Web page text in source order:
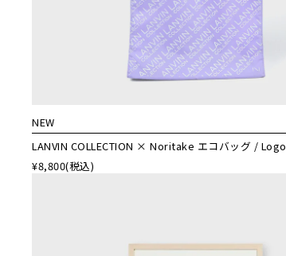
NEW
LANVIN COLLECTION × Noritake エコバッグ / Logo
¥8,800(税込)